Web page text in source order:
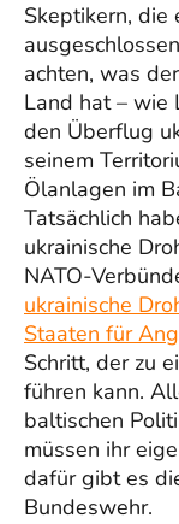
Skeptikern, die
achten, was
Land hat – wie
den Überflug
seinem
Ölanlagen im
Tatsächlich
ukrainische
NATO-
ukrainische
Staaten für
Schritt, der zu
führen kann.
baltischen
müssen ihr
dafür gibt es
Bundeswehr.